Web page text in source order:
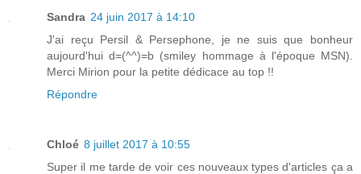
Sandra 24 juin 2017 à 14:10
J'ai reçu Persil & Persephone, je ne suis que bonheur
aujourd'hui d=(^^)=b (smiley hommage à l'époque MSN).
Merci Mirion pour la petite dédicace au top !!
Répondre
Chloé 8 juillet 2017 à 10:55
Super il me tarde de voir ces nouveaux types d'articles ça a